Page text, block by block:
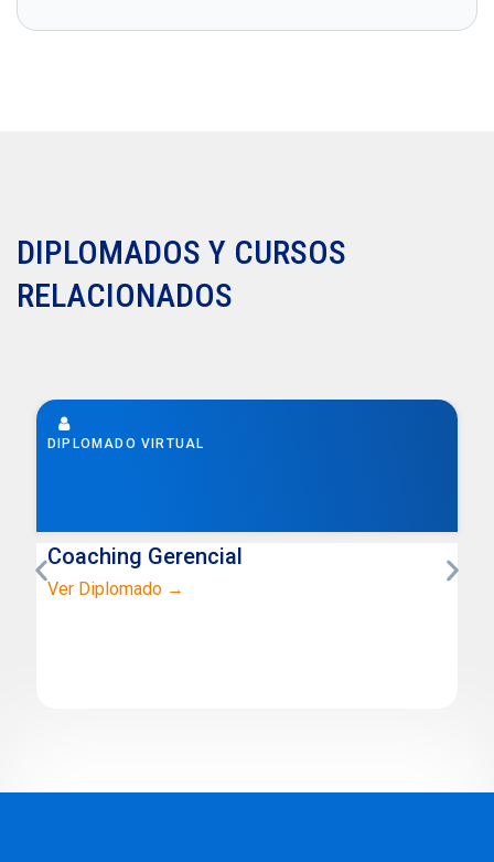
DIPLOMADOS Y CURSOS
RELACIONADOS
DIPLOMADO VIRTUAL
Coaching Gerencial
Ver Diplomado →